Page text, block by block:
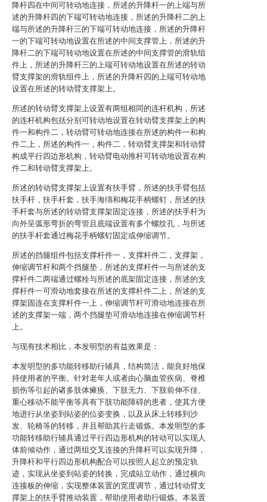
降杆四在中间可转动地连接，所述的升降杆一的上端与所
述的升降杆四的下端可转动地连接，所述的升降杆二的上
端与所述的升降杆三的下端可转动地连接，所述的升降杆
一的下端可转动地设置在所述的中间支撑管上，所述的升
降杆二的下端可转动地设置在所述的中间支撑管的滑轨组
件上，所述的升降杆三的上端可转动地设置在所述的转动
臂支撑架的滑轨组件上，所述的升降杆四的上端可转动地
设置在所述的转动臂支撑架上。
所述的转动臂支撑架上设置有两组相同的连杆机构，所述
的连杆机构包括分别可转动地设置在转动臂支撑架上的构
件一和构件二，转动臂可转动地连接在所述的构件一和构
件二上，所述的构件一，构件二，转动臂支撑架和转动臂
构成平行四边形机构，转动臂电动推杆可转动地设置在构
件二和转动臂支撑架上。
所述的转动臂支撑架上设置有扶手臂，所述的扶手臂包括
扶手杆，扶手杆套，扶手海绵和梅花手柄螺钉，所述的扶
手杆套与所述的转动臂支撑架固定连接，所述的扶手杆为
向外呈弧形弯折的弯管且底端设置有多个螺纹孔，与所述
的扶手杆套通过梅花手柄螺钉固定或伸缩调节。
所述的挡腿组件包括支撑杆件一，支撑杆件二，支撑架，
伸缩调节杆和两个挡腿垫，所述的支撑杆件一与所述的支
撑杆件二两端通过螺栓与所述的底架固定连接，所述的支
撑杆件一可滑动地套接在所述的支撑杆件二上，所述的支
撑架固连在支撑杆件一上，伸缩调节杆可滑动地连接在所
述的支撑架一端，两个挡腿垫可滑动地连接在伸缩调节杆
上。
与现有技术相比，本发明型的有益效果是：
本发明型的多功能转移助行辅具，结构简洁，能良好地保
持使用者的平衡。针对老年人或者由心脑血管疾病、脊椎
损伤等引起的诸多肢体瘫痪、下肢无力、下肢前伸不佳、
重心移动不能平衡等具有下肢功能障碍的患者，使其方便
地进行从坐姿到站姿的位姿变换，以及从床上转移到沙
发、轮椅等的转移，并且帮助其行走锻炼。本发明型的多
功能转移助行辅具通过平行四边形机构的转动可以实现人
体前倾动作，通过两组交叉连接的升降杆可以实现升降，
升降杆和平行四边形机构配合可以按照人起立的预定轨
迹，实现从坐姿到站姿的转换，完成站立动作，通过横向
连接板的伸缩，实现整体装置的宽度调节，通过转动臂支
撑架上的扶手臂推动装置，帮助使用者助行锻炼。本装置